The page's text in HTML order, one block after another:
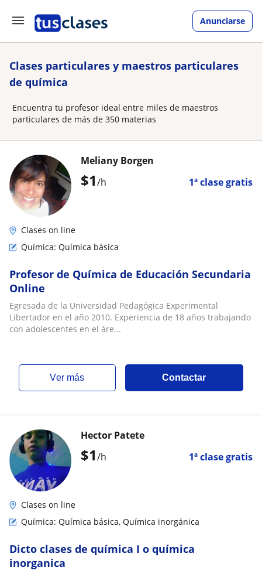
Anunciarse
Clases particulares y maestros particulares
de química
Encuentra tu profesor ideal entre miles de maestros
particulares de más de 350 materias
$1/h 1ª clase gratis
Meliany Borgen
Clases on line
Química: Química básica
Profesor de Química de Educación Secundaria
Online
Egresada de la Universidad Pedagógica Experimental
Libertador en el año 2010. Experiencia de 18 años trabajando
con adolescentes en el áre...
ver más Contactar
$1/h 1ª clase gratis
Hector Patete
Clases on line
Química: Química básica, Química inorgánica
Dicto clases de química I o química
inorganica